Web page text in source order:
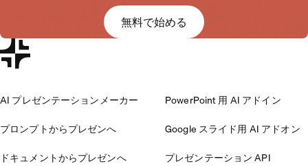
無料で始める
AI プレゼンテーションメーカー
プロンプトからプレゼンへ
ドキュメントからプレゼンへ
PowerPoint 用 AI アドイン
Google スライド用 AI アドオン
プレゼンテーション API